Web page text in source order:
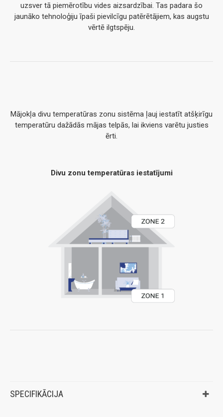
uzsver tā piemērotību vides aizsardzībai. Tas padara šo
jaunāko tehnoloģiju īpaši pievilcīgu patērētājiem, kas augstu
vērtē ilgtspēju.
Mājokļa divu temperatūras zonu sistēma ļauj iestatīt atšķirīgu
temperatūru dažādās mājas telpās, lai ikviens varētu justies
ērti.
Divu zonu temperatūras iestatījumi
SPECIFIKĀCIJA